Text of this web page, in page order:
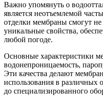
Важно упомянуть о
является неотъемлемой
отделки мембраны смогут
уникальные свойства,
любой погоде.
Основные характеристики
водонепроницаемость,
Эти качества делают
использования в различных
до специализированного